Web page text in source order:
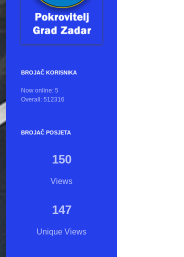
BROJAČ KORISNIKA
Now online: 5
Overall: 512316
BROJAČ POSJETA
150
Views
147
Unique Views